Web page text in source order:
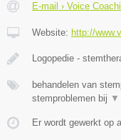
E-mail › Voice
Website: http://
Logopedie -
behandelen van
stemproblemen bij ▼
Er wordt gewerkt op